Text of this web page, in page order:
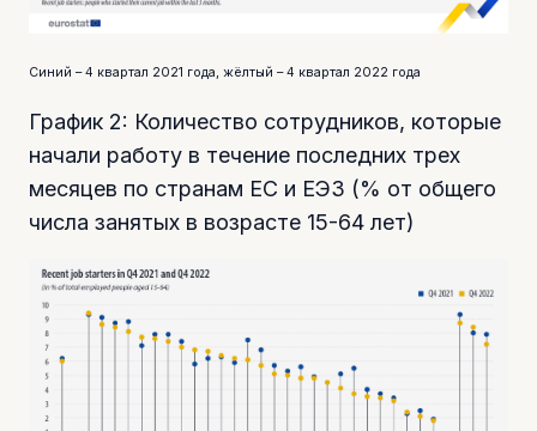
Синий – 4 квартал 2021 года, жёлтый – 4 квартал 2022 года
График 2: Количество сотрудников, которые
начали работу в течение последних трех
месяцев по странам ЕС и ЕЭЗ (% от общего
числа занятых в возрасте 15-64 лет)